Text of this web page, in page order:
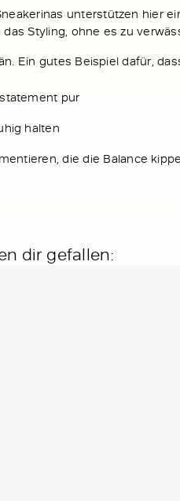
unterstützen hier
Styling, ohne es zu
Ein gutes Beispiel dafür,
pur
halten
die die Balance
dir gefallen: